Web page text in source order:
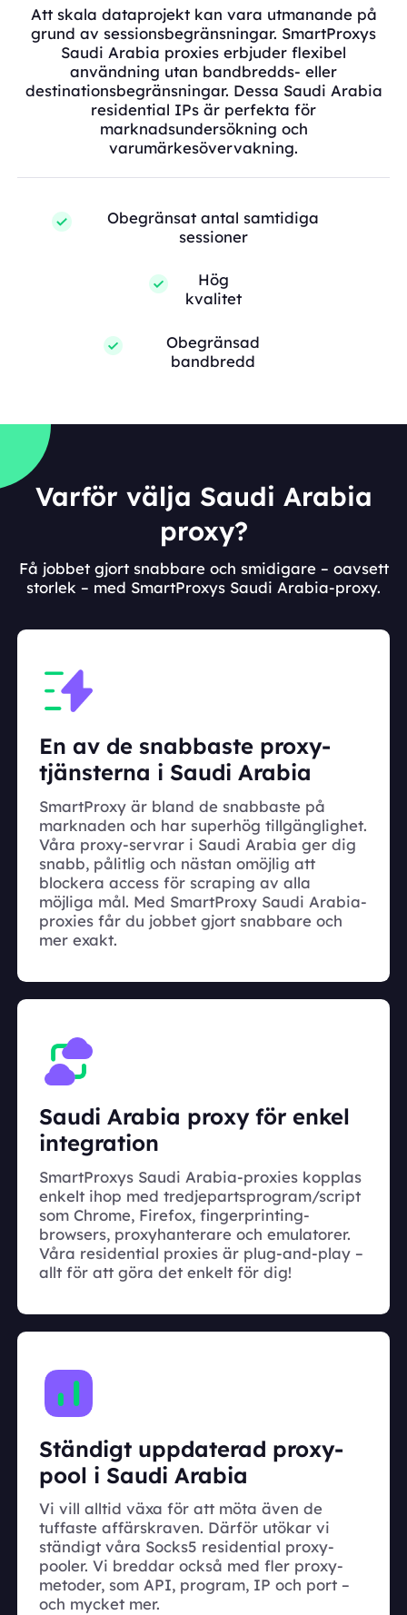
Att skala dataprojekt kan vara utmanande på
grund av sessionsbegränsningar. SmartProxys
Saudi Arabia proxies erbjuder flexibel
användning utan bandbredds- eller
destinationsbegränsningar. Dessa Saudi Arabia
residential IPs är perfekta för
marknadsundersökning och
varumärkesövervakning.
Obegränsat antal samtidiga
sessioner
Hög
kvalitet
Obegränsad
bandbredd
Varför välja Saudi Arabia
proxy?
Få jobbet gjort snabbare och smidigare – oavsett
storlek – med SmartProxys Saudi Arabia-proxy.
En av de snabbaste proxy-
tjänsterna i Saudi Arabia
SmartProxy är bland de snabbaste på
marknaden och har superhög tillgänglighet.
Våra proxy-servrar i Saudi Arabia ger dig
snabb, pålitlig och nästan omöjlig att
blockera access för scraping av alla
möjliga mål. Med SmartProxy Saudi Arabia-
proxies får du jobbet gjort snabbare och
mer exakt.
Saudi Arabia proxy för enkel
integration
SmartProxys Saudi Arabia-proxies kopplas
enkelt ihop med tredjepartsprogram/script
som Chrome, Firefox, fingerprinting-
browsers, proxyhanterare och emulatorer.
Våra residential proxies är plug-and-play –
allt för att göra det enkelt för dig!
Ständigt uppdaterad proxy-
pool i Saudi Arabia
Vi vill alltid växa för att möta även de
tuffaste affärskraven. Därför utökar vi
ständigt våra Socks5 residential proxy-
pooler. Vi breddar också med fler proxy-
metoder, som API, program, IP och port –
och mycket mer.